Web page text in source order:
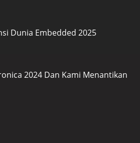
Dunia Embedded 2025
2024 Dan Kami Menantikan